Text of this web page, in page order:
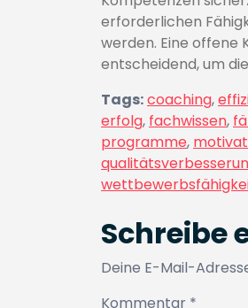
erforderlichen
werden. Eine offene
entscheidend, um
Tags:coaching,
erfolg, fachwissen,
programme,
Schreibe
Deine E-Mail-
Kommentar *